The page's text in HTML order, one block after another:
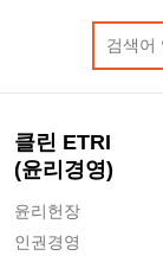
클린 ETRI
(윤리경영)
윤리헌장
인권경영